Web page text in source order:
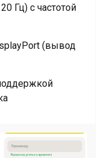
Гц) с частотой
(вывод